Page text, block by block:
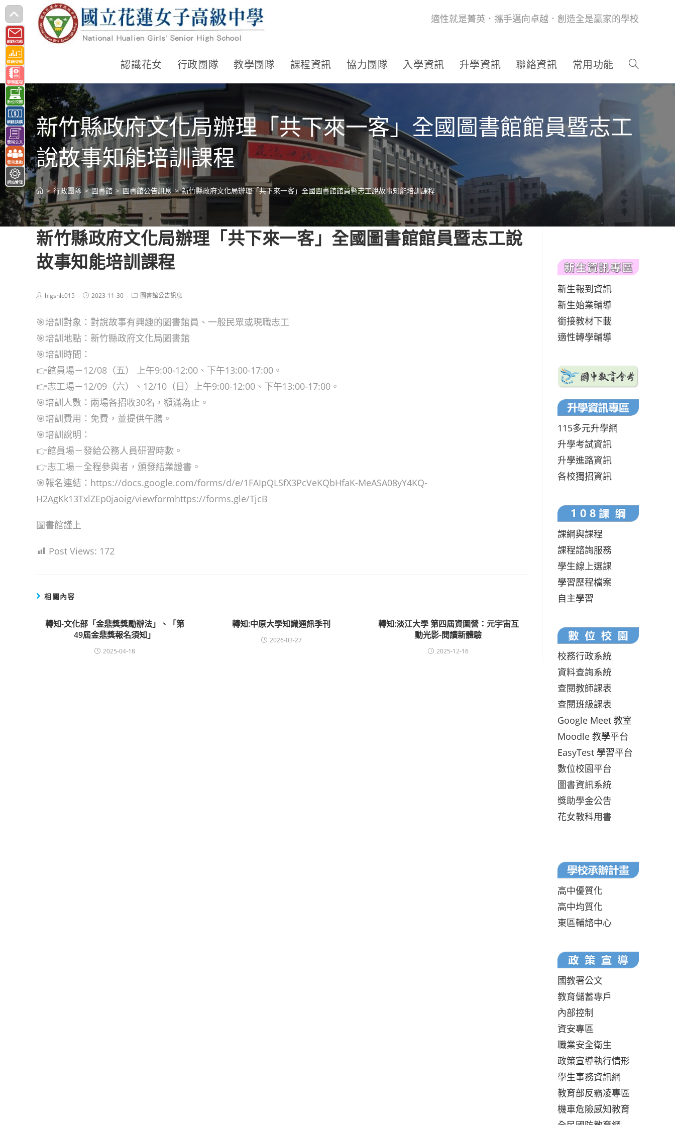
跳
轉
至
主
要
內
容
適性就是菁英．攜手邁向卓越．創造全是贏家的學校
認識花女 行政團隊 教學團隊 課程資訊 協力團隊 入學資訊 升學資訊 聯絡資訊 常用功能
新竹縣政府文化局辦理「共下來一客」全國圖書館館員暨志工
說故事知能培訓課程
> 行政團隊 > 圖書館 > 圖書館公告訊息 > 新竹縣政府文化局辦理「共下來一客」全國圖書館館員暨志工說故事知能培訓課程
新竹縣政府文化局辦理「共下來一客」全國圖書館館員暨志工說
故事知能培訓課程
Posthlgshlc015
Post2023-11-30
Post圖書館公告訊息
🎯培訓對象：對說故事有興趣的圖書館員、一般民眾或現職志工
🎯培訓地點：新竹縣政府文化局圖書館
🎯培訓時間：
👉館員場－12/08（五） 上午9:00-12:00、下午13:00-17:00。
👉志工場－12/09（六）、12/10（日）上午9:00-12:00、下午13:00-17:00。
🎯培訓人數：兩場各招收30名，額滿為止。
🎯培訓費用：免費，並提供午膳。
🎯培訓說明：
👉館員場－發給公務人員研習時數。
👉志工場－全程參與者，頒發結業證書。
🎯報名連結：https://docs.google.com/forms/d/e/1FAIpQLSfX3PcVeKQbHfaK-MeASA08yY4KQ-
H2AgKk13TxlZEp0jaoig/viewformhttps://forms.gle/TjcB
圖書館謹上
Post Views: 172
相關內容
轉知-文化部「金鼎獎獎勵辦法」、「第
49屆金鼎獎報名須知」
2025-04-18
轉知:中原大學知識通訊季刊
2026-03-27
轉知:淡江大學 第四屆資圖營：元宇宙互
動光影-閱讀新體驗
2025-12-16
新生報到資訊
新生始業輔導
銜接教材下載
適性轉學輔導
115多元升學網
升學考試資訊
升學進路資訊
各校獨招資訊
課綱與課程
課程諮詢服務
學生線上選課
學習歷程檔案
自主學習
校務行政系統
資料查詢系統
查閱教師課表
查閱班級課表
Google Meet 教室
Moodle 教學平台
EasyTest 學習平台
數位校園平台
圖書資訊系統
獎助學金公告
花女教科用書
高中優質化
高中均質化
東區輔諮中心
國教署公文
教育儲蓄專戶
內部控制
資安專區
職業安全衛生
政策宣導執行情形
學生事務資訊網
教育部反霸凌專區
機車危險感知教育